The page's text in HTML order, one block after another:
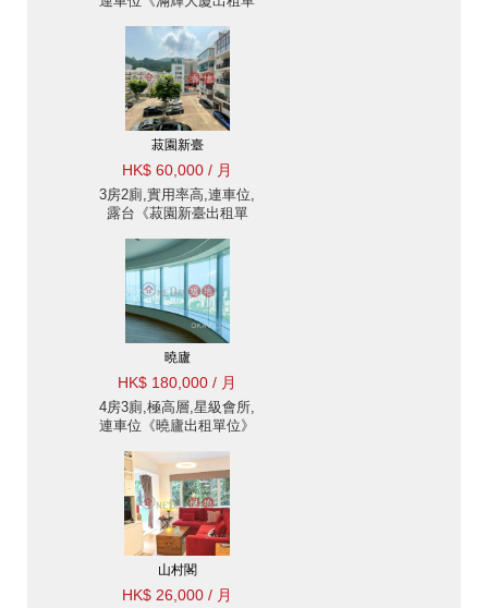
菽園新臺
HK$ 60,000 / 月
3房2廁,實用率高,連車位,
露台《菽園新臺出租單
曉廬
HK$ 180,000 / 月
4房3廁,極高層,星級會所,
連車位《曉廬出租單位》
山村閣
HK$ 26,000 / 月